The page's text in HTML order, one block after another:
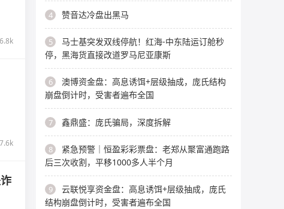
4 赞音达冷盘出黑马
5
马士基突发双线停航！红海-中东陆运订舱秒
停，黑海货直接改道罗马尼亚康斯
6
澳博资金盘：高息诱饵+层级抽成，庞氏结构
崩盘倒计时，受害者遍布全国
7 鑫鼎盛：庞氏骗局，深度拆解
8
紧急预警｜恒盈彩彩票盘：老郑从聚富通跑路
后三次收割，平移1000多人半个月
9
云联悦享资金盘：高息诱饵+层级抽成，庞氏
结构崩盘倒计时，受害者遍布全国